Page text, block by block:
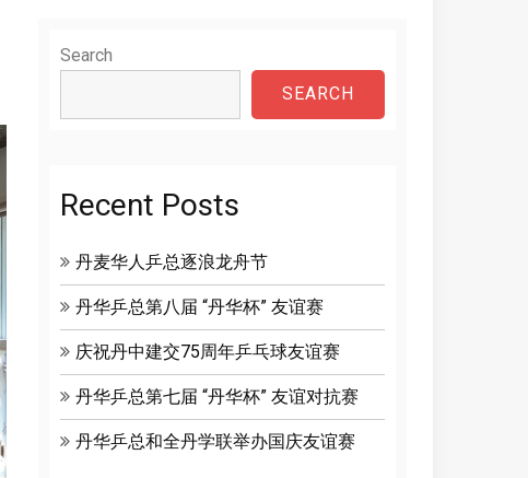
Search
SEARCH
Recent Posts
丹麦华人乒总逐浪龙舟节
丹华乒总第八届 “丹华杯” 友谊赛
庆祝丹中建交75周年乒乓球友谊赛
丹华乒总第七届 “丹华杯” 友谊对抗赛
丹华乒总和全丹学联举办国庆友谊赛